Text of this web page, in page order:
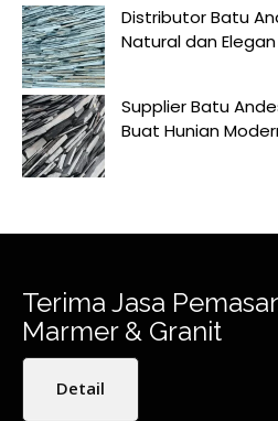
Distributor Batu
Natural dan Elegan
Supplier Batu
Buat Hunian
Terima Jasa
Marmer & Granit
Detail